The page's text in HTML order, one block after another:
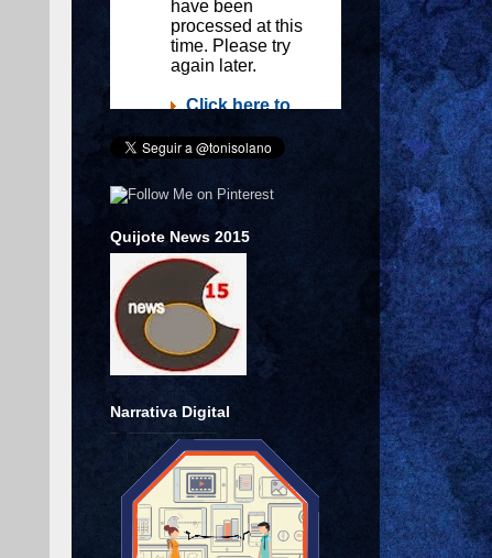
Quijote News 2015
Narrativa Digital